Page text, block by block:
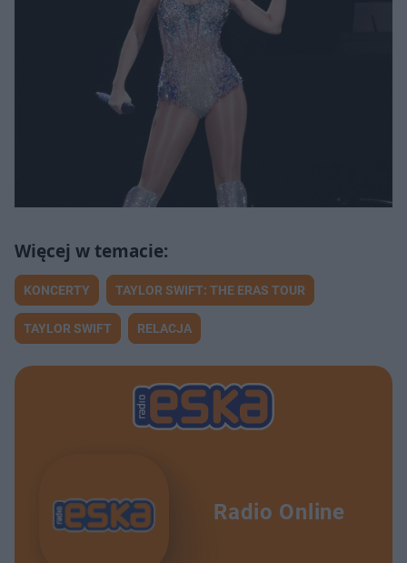
KONCERTY TAYLOR SWIFT: THE ERAS TOUR
TAYLOR SWIFT RELACJA
Radio Online